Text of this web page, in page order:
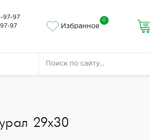
97-97
97
Избранное
0
29x30